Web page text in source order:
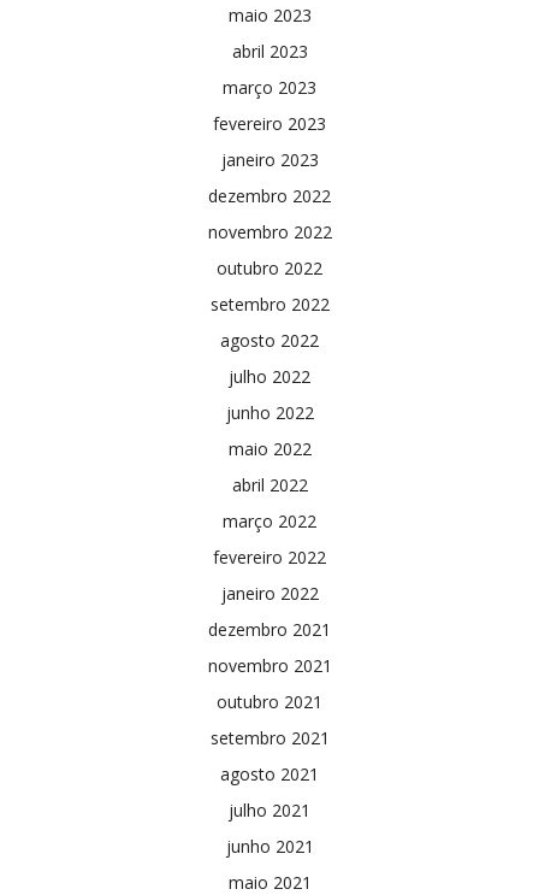
maio 2023
abril 2023
março 2023
fevereiro 2023
janeiro 2023
dezembro 2022
novembro 2022
outubro 2022
setembro 2022
agosto 2022
julho 2022
junho 2022
maio 2022
abril 2022
março 2022
fevereiro 2022
janeiro 2022
dezembro 2021
novembro 2021
outubro 2021
setembro 2021
agosto 2021
julho 2021
junho 2021
maio 2021